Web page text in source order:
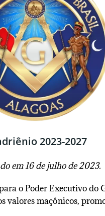
2023-2027
em 16 de julho de 2023.
o Poder Executivo do
maçônicos,